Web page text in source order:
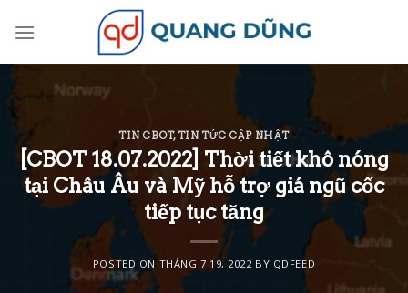
TIN CBOT,TIN TỨC CẬP NHẬT
[CBOT 18.07.2022] Thời tiết khô nóng
tại Châu Âu và Mỹ hỗ trợ giá ngũ cốc
tiếp tục tăng
POSTED ON THÁNG 7 19, 2022 BY QDFEED